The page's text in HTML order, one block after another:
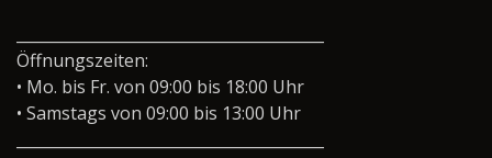
Öffnungszeiten:
• Mo. bis Fr. von 09:00 bis 18:00 Uhr
• Samstags von 09:00 bis 13:00 Uhr